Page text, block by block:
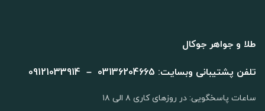
طلا و جواهر جوکال
تلفن پشتیبانی وبسایت: 03136204665 – 09121033914
ساعات پاسخگویی: در روزهای کاری ۸ الی ۱۸